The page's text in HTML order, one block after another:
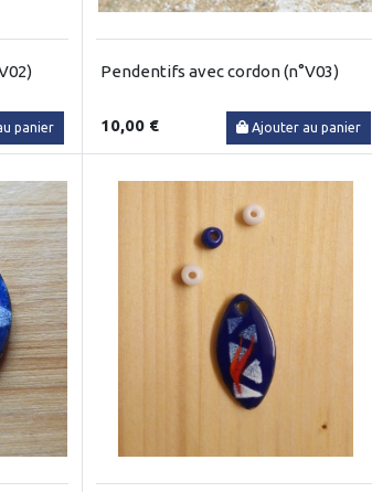
panier
Pendentifs avec cordon (n°V03)
10,00 € Ajouter au panier